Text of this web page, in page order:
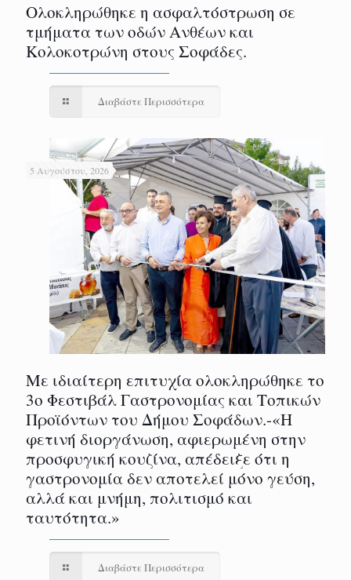
Ολοκληρώθηκε η ασφαλτόστρωση σε
τμήματα των οδών Ανθέων και
Κολοκοτρώνη στους Σοφάδες.
Διαβάστε Περισσότερα
5 Αυγούστου, 2026
Με ιδιαίτερη επιτυχία ολοκληρώθηκε το
3ο Φεστιβάλ Γαστρονομίας και Τοπικών
Προϊόντων του Δήμου Σοφάδων.-«Η
φετινή διοργάνωση, αφιερωμένη στην
προσφυγική κουζίνα, απέδειξε ότι η
γαστρονομία δεν αποτελεί μόνο γεύση,
αλλά και μνήμη, πολιτισμό και
ταυτότητα.»
Διαβάστε Περισσότερα